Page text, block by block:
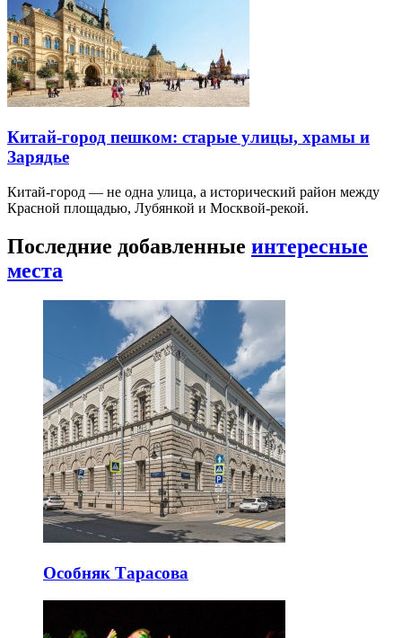
Китай-город пешком: старые улицы, храмы и
Зарядье
Китай-город — не одна улица, а исторический район между
Красной площадью, Лубянкой и Москвой-рекой.
Последние добавленные интересные
места
Особняк Тарасова